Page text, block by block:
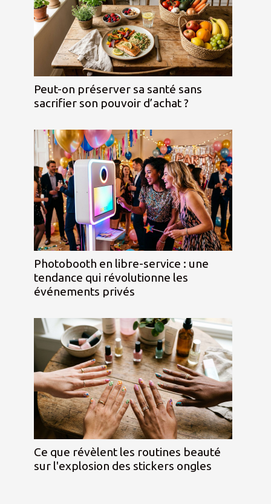
Peut-on préserver sa santé sans
sacrifier son pouvoir d’achat ?
Photobooth en libre-service : une
tendance qui révolutionne les
événements privés
Ce que révèlent les routines beauté
sur l'explosion des stickers ongles